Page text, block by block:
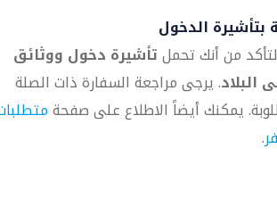
بتأشيرة الدخول
من أنك تحملتأشيرة دخول ووثائق
البلاد. يرجى مراجعة السفارة ذات الصلة
يمكنك أيضاً الاطلاع على صفحة
.